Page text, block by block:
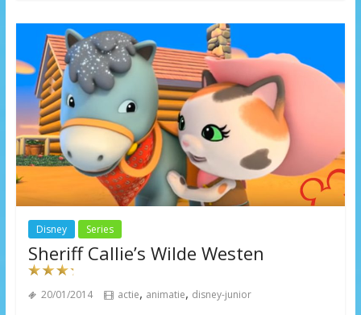
Disney Series
Sheriff Callie’s Wilde Westen
20/01/2014 actie, animatie, disney-junior